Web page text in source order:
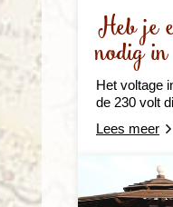
Heb je
nodig
Het voltage
de 230 volt
Lees meer